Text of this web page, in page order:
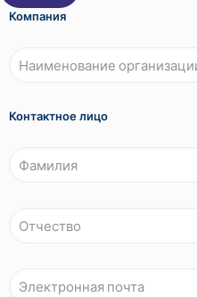
Компания
Контактное лицо